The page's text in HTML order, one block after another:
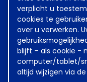
verplicht u
cookies te
over u verwerken.
blijft – als cookie -
computer/tablet/
altijd wijzigen via